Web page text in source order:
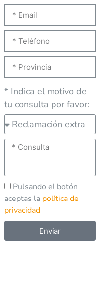
* Indica el motivo de
tu consulta por favor:
Pulsando el botón
aceptas la política de
privacidad
Enviar